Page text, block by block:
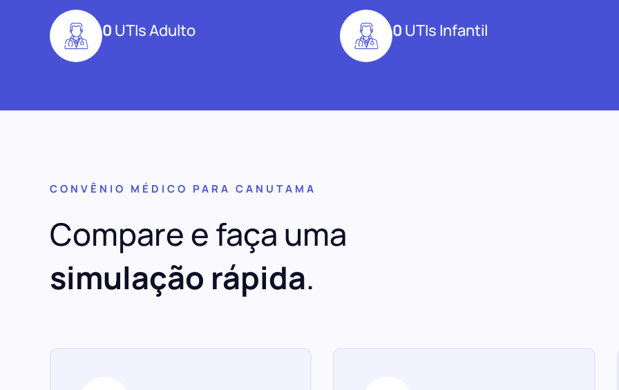
0 UTIs Adulto 0 UTIs Infantil
CONVÊNIO MÉDICO PARA CANUTAMA
Compare e faça uma
simulação rápida.